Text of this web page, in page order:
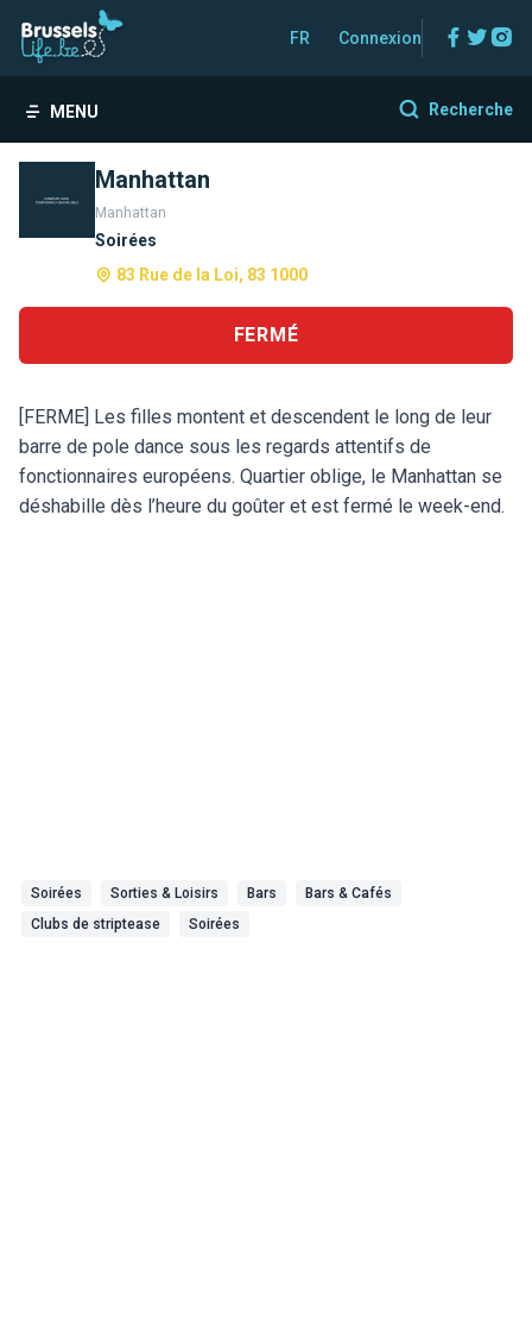
FR Connexion
MENU Recherche
Manhattan
Manhattan
Soirées
83 Rue de la Loi, 83 1000
FERMÉ
[FERME] Les filles montent et descendent le long de leur
barre de pole dance sous les regards attentifs de
fonctionnaires européens. Quartier oblige, le Manhattan se
déshabille dès l’heure du goûter et est fermé le week-end.
Soirées Sorties & Loisirs Bars
Bars & Cafés
Clubs de striptease
Soirées